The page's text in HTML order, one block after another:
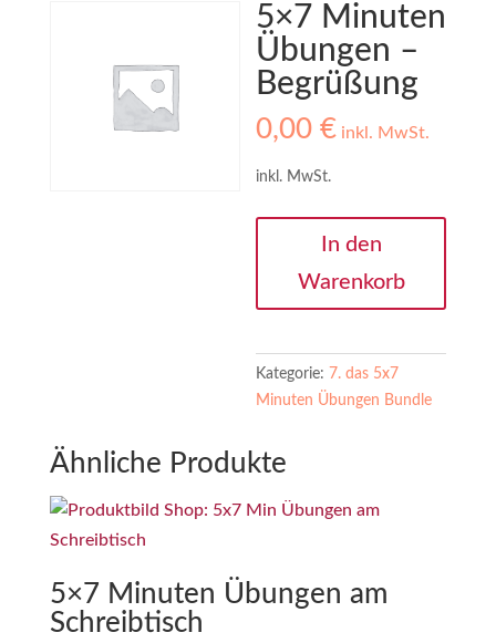
5×7 Minuten
Übungen –
Begrüßung
0,00€ inkl. MwSt.
inkl. MwSt.
Übungen
-
In den
Warenkorb
Kategorie: 7. das 5x7
Minuten Übungen Bundle
Ähnliche Produkte
5×7 Minuten Übungen am
Schreibtisch